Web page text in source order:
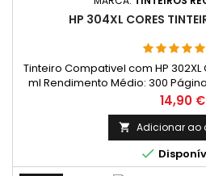
HP 304XL CORES
Tinteiro Compativel com HP
ml Rendimento Médio: 300
norma ISO/IEC 24711 e impressão
varia consideravelmente com
páginas impressas e
Preço
14,90 €
 Adicionar ao
